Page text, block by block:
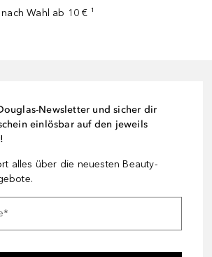
Wahl ab 10 € ¹
Newsletter und sicher dir
einlösbar auf den jeweils
alles über die neuesten Beauty-
*